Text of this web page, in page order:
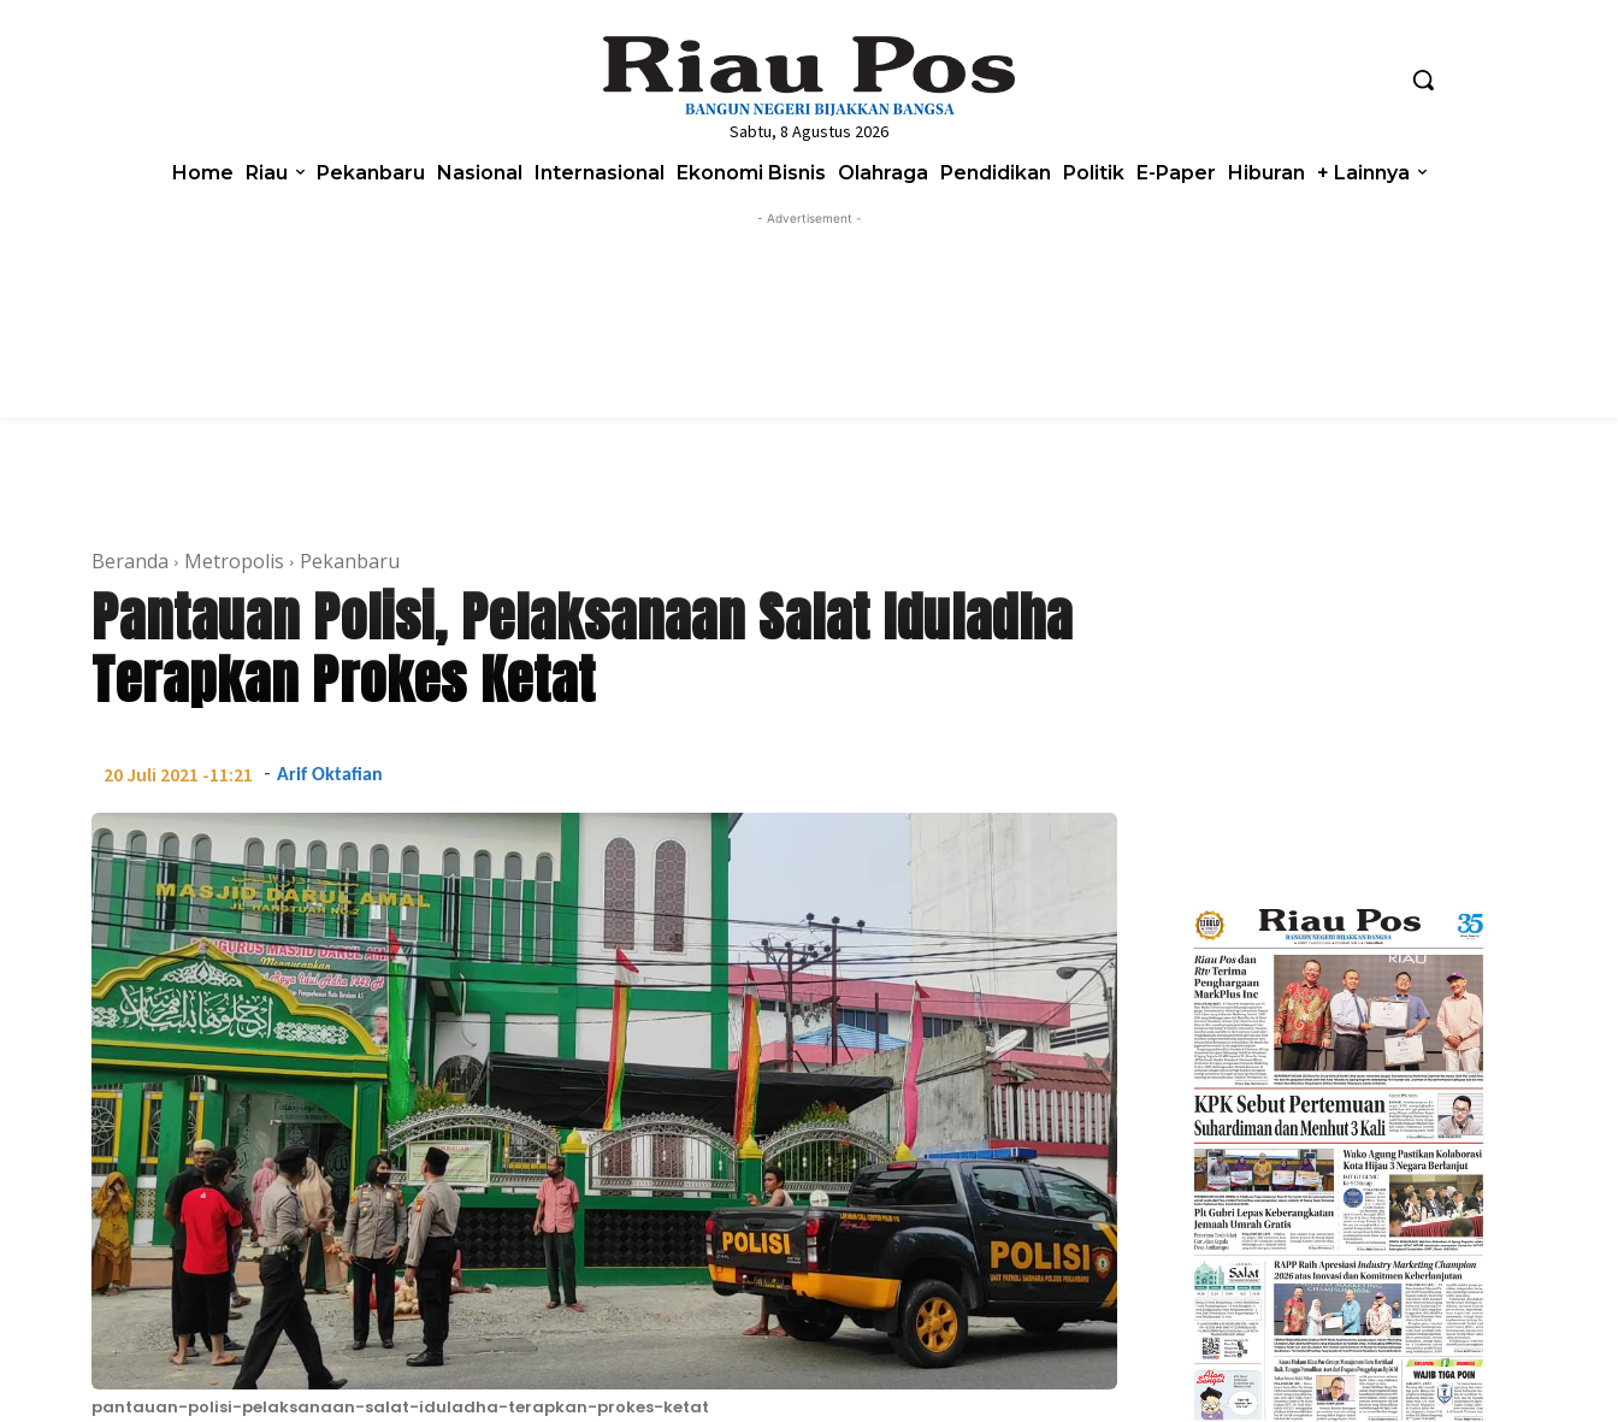
Sabtu, 8 Agustus 2026
Home Riau Pekanbaru Nasional Internasional Ekonomi Bisnis Olahraga Pendidikan Politik E-Paper Hiburan + Lainnya
- Advertisement -
Beranda Metropolis Pekanbaru
Pantauan Polisi, Pelaksanaan Salat Iduladha
Terapkan Prokes Ketat
20 Juli 2021 -11:21 - Arif Oktafian
pantauan-polisi-pelaksanaan-salat-iduladha-terapkan-prokes-ketat